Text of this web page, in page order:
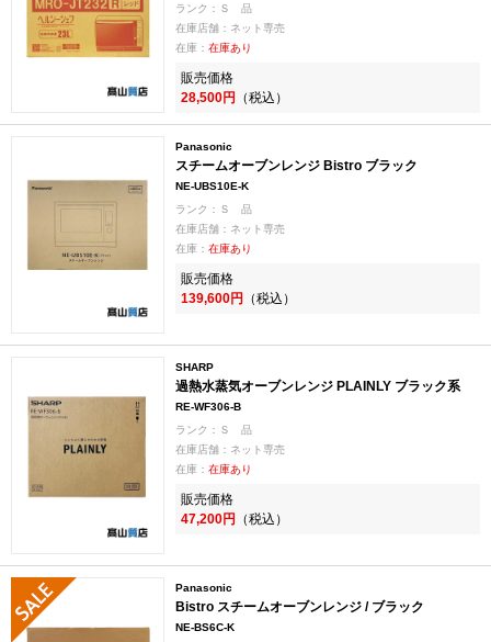
ランク：Ｓ 品
在庫店舗：ネット専売
在庫： 在庫あり
販売価格
28,500円 （税込）
Panasonic
スチームオーブンレンジ Bistro ブラック
NE-UBS10E-K
ランク：Ｓ 品
在庫店舗：ネット専売
在庫： 在庫あり
販売価格
139,600円 （税込）
SHARP
過熱水蒸気オーブンレンジ PLAINLY ブラック系
RE-WF306-B
ランク：Ｓ 品
在庫店舗：ネット専売
在庫： 在庫あり
販売価格
47,200円 （税込）
Panasonic
Bistro スチームオーブンレンジ / ブラック
NE-BS6C-K